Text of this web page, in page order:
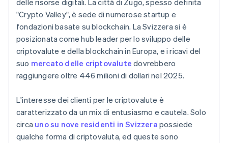
delle risorse digitali. La città di Zugo, spesso definita
"Crypto Valley", è sede di numerose startup e
fondazioni basate su blockchain. La Svizzera si è
posizionata come hub leader per lo sviluppo delle
criptovalute e della blockchain in Europa, e i ricavi del
suo mercato delle criptovalute dovrebbero
raggiungere oltre 446 milioni di dollari nel 2025.
L'interesse dei clienti per le criptovalute è
caratterizzato da un mix di entusiasmo e cautela. Solo
circa uno su nove residenti in Svizzera possiede
qualche forma di criptovaluta, ed queste sono